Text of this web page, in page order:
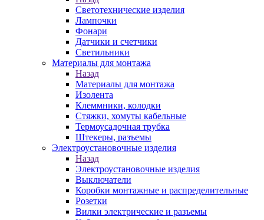
Светотехнические изделия
Лампочки
Фонари
Датчики и счетчики
Светильники
Материалы для монтажа
Назад
Материалы для монтажа
Изолента
Клеммники, колодки
Стяжки, хомуты кабельные
Термоусадочная трубка
Штекеры, разъемы
Электроустановочные изделия
Назад
Электроустановочные изделия
Выключатели
Коробки монтажные и распределительные
Розетки
Вилки электрические и разъемы